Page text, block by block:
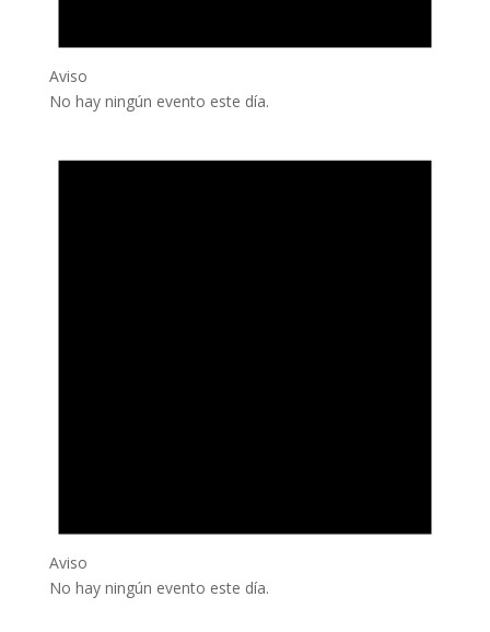
Aviso
No hay ningún evento este día.
Aviso
No hay ningún evento este día.